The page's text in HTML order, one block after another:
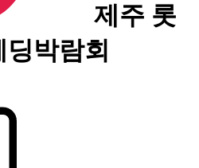
제주 롯
박람회